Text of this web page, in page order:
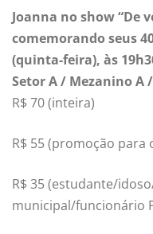
Joanna no show “De
comemorando seus
(quinta-feira), às
Setor A / Mezanino A
R$ 70 (inteira)
R$ 55 (promoção para
R$ 35 (estudante/
municipal/funcionário